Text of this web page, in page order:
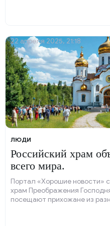
ЛЮДИ
Российский храм
всего мира.
Портал «Хорошие новости»
храм Преображения
посещают прихожане из
22 апреля 2025, 21:18